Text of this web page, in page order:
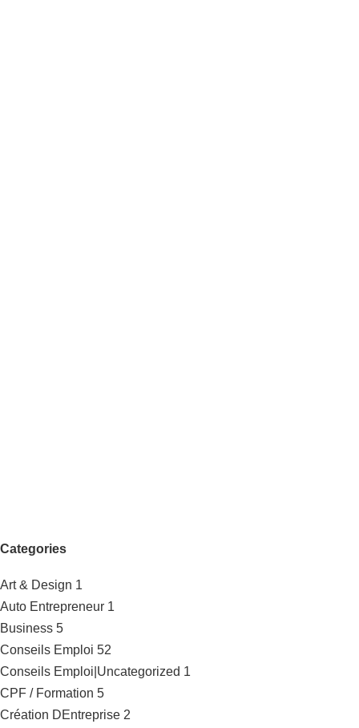
Categories
Art & Design 1
Auto Entrepreneur 1
Business 5
Conseils Emploi 52
Conseils Emploi|Uncategorized 1
CPF / Formation 5
Création DEntreprise 2